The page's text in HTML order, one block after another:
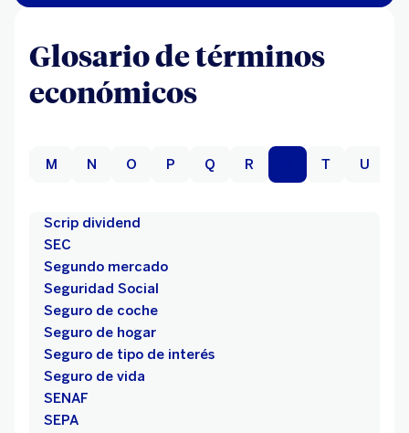
Glosario de términos
económicos
M N O P Q R T U
Scrip dividend
SEC
Segundo mercado
Seguridad Social
Seguro de coche
Seguro de hogar
Seguro de tipo de interés
Seguro de vida
SENAF
SEPA